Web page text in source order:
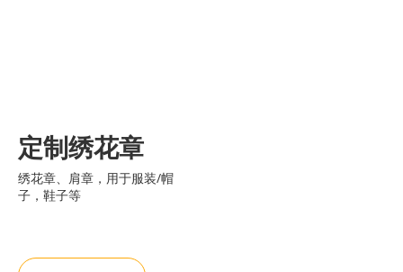
定制绣花章
绣花章、肩章，用于服装/帽
子，鞋子等